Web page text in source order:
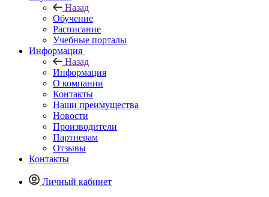
Назад
Обучение
Расписание
Учебные порталы
Информация
Назад
Информация
О компании
Контакты
Наши преимущества
Новости
Производители
Партнерам
Отзывы
Контакты
Личный кабинет